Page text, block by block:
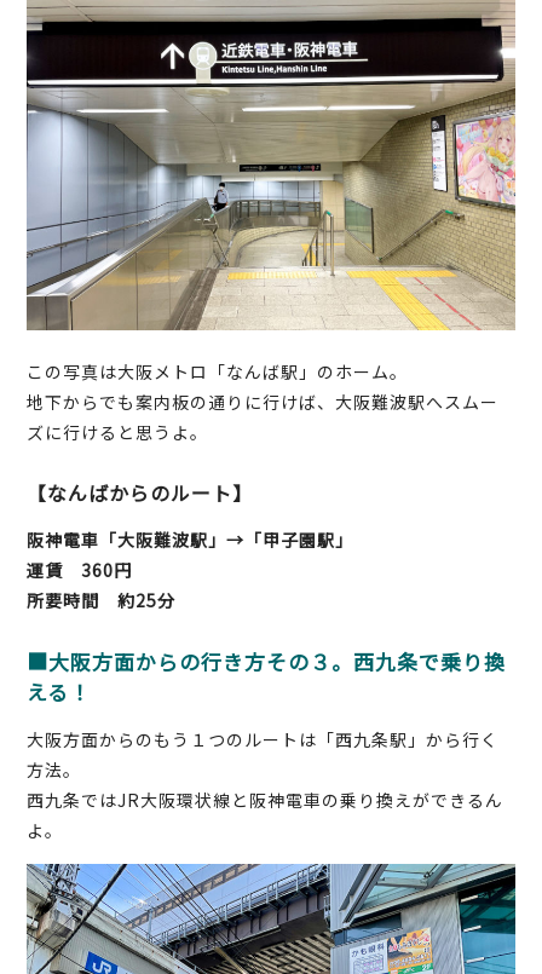
この写真は大阪メトロ「なんば駅」のホーム。
地下からでも案内板の通りに行けば、大阪難波駅へスムー
ズに行けると思うよ。
【なんばからのルート】
阪神電車「大阪難波駅」→「甲子園駅」
運賃 360円
所要時間 約25分
■大阪方面からの行き方その３。西九条で乗り換
える！
大阪方面からのもう１つのルートは「西九条駅」から行く
方法。
西九条ではJR大阪環状線と阪神電車の乗り換えができるん
よ。